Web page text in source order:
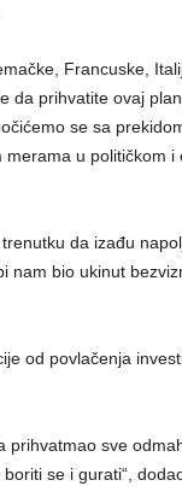
Francuske,
da prihvatite ovaj
se sa
u političkom
da izađu
nam bio ukinut
od povlačenja
prihvatmao sve
se i gurati“,